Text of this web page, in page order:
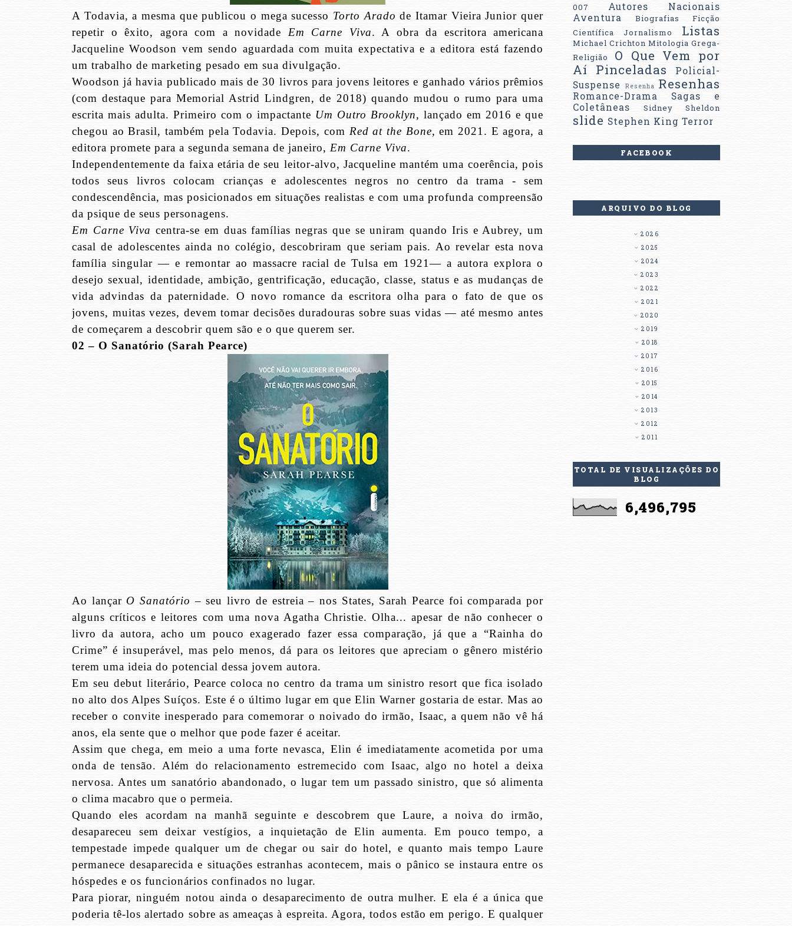
A Todavia, a mesma que publicou o mega sucesso Torto Arado de Itamar Vieira Junior quer
repetir o êxito, agora com a novidade Em Carne Viva. A obra da escritora americana
Jacqueline Woodson vem sendo aguardada com muita expectativa e a editora está fazendo
um trabalho de marketing pesado em sua divulgação.
Woodson já havia publicado mais de 30 livros para jovens leitores e ganhado vários prêmios
(com destaque para Memorial Astrid Lindgren, de 2018) quando mudou o rumo para uma
escrita mais adulta. Primeiro com o impactante Um Outro Brooklyn, lançado em 2016 e que
chegou ao Brasil, também pela Todavia. Depois, com Red at the Bone, em 2021. E agora, a
editora promete para a segunda semana de janeiro,Em Carne Viva.
Independentemente da faixa etária de seu leitor-alvo, Jacqueline mantém uma coerência, pois
todos seus livros colocam crianças e adolescentes negros no centro da trama - sem
condescendência, mas posicionados em situações realistas e com uma profunda compreensão
da psique de seus personagens.
Em Carne Viva centra-se em duas famílias negras que se uniram quando Iris e Aubrey, um
casal de adolescentes ainda no colégio, descobriram que seriam pais. Ao revelar esta nova
família singular — e remontar ao massacre racial de Tulsa em 1921— a autora explora o
desejo sexual, identidade, ambição, gentrificação, educação, classe, status e as mudanças de
vida advindas da paternidade. O novo romance da escritora olha para o fato de que os
jovens, muitas vezes, devem tomar decisões duradouras sobre suas vidas — até mesmo antes
de começarem a descobrir quem são e o que querem ser.
02 – O Sanatório (Sarah Pearce)
Ao lançar O Sanatório – seu livro de estreia – nos States, Sarah Pearce foi comparada por
alguns críticos e leitores com uma nova Agatha Christie. Olha... apesar de não conhecer o
livro da autora, acho um pouco exagerado fazer essa comparação, já que a “Rainha do
Crime” é insuperável, mas pelo menos, dá para os leitores que apreciam o gênero mistério
terem uma ideia do potencial dessa jovem autora.
Em seu debut literário, Pearce coloca no centro da trama um sinistro resort que fica isolado
no alto dos Alpes Suíços. Este é o último lugar em que Elin Warner gostaria de estar. Mas ao
receber o convite inesperado para comemorar o noivado do irmão, Isaac, a quem não vê há
anos, ela sente que o melhor que pode fazer é aceitar.
Assim que chega, em meio a uma forte nevasca, Elin é imediatamente acometida por uma
onda de tensão. Além do relacionamento estremecido com Isaac, algo no hotel a deixa
nervosa. Antes um sanatório abandonado, o lugar tem um passado sinistro, que só alimenta
o clima macabro que o permeia.
Quando eles acordam na manhã seguinte e descobrem que Laure, a noiva do irmão,
desapareceu sem deixar vestígios, a inquietação de Elin aumenta. Em pouco tempo, a
tempestade impede qualquer um de chegar ou sair do hotel, e quanto mais tempo Laure
permanece desaparecida e situações estranhas acontecem, mais o pânico se instaura entre os
hóspedes e os funcionários confinados no lugar.
Para piorar, ninguém notou ainda o desaparecimento de outra mulher. E ela é a única que
poderia tê-los alertado sobre as ameaças à espreita. Agora, todos estão em perigo. E qualquer
007
Autores Nacionais
Aventura
Biografias
Ficção
Científica
Jornalismo Listas
Michael Crichton Mitologia Grega-
Religião
O Que Vem por
Aí Pinceladas
Policial-
Suspense
Resenha Resenhas
Romance-Drama
Sagas e
Coletâneas
Sidney Sheldon
slide Stephen King Terror
FACEBOOK
ARQUIVO DO BLOG
2026
2025
2024
2023
2022
2021
2020
2019
2018
2017
2016
2015
2014
2013
2012
2011
TOTAL DE VISUALIZAÇÕES DO
BLOG
6,496,795